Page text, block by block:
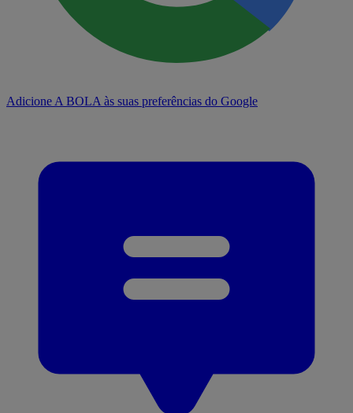
Adicione A BOLA às suas preferências do Google